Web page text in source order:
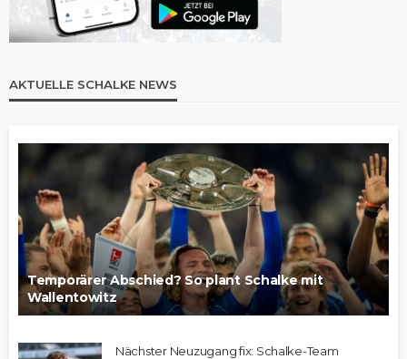
AKTUELLE SCHALKE NEWS
Temporärer Abschied? So plant Schalke mit
Wallentowitz
Nächster Neuzugang fix: Schalke-Team